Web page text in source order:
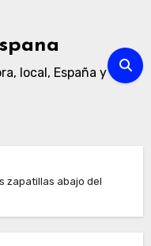
local, España y
zapatillas abajo del